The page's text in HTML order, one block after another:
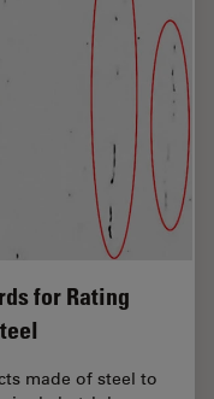
for Rating
made of steel to